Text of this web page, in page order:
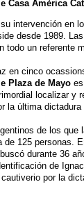
Casa Amèrica
intervención en
desde 1989. Las
todo un referente
en cinco
Plaza de Mayo
localizar
la última
de los que
125 personas.
durante 36
de
por la